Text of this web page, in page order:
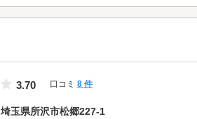
5つ星のうち3.5
3.70 口コミ 8 件
埼玉県所沢市松郷227-1